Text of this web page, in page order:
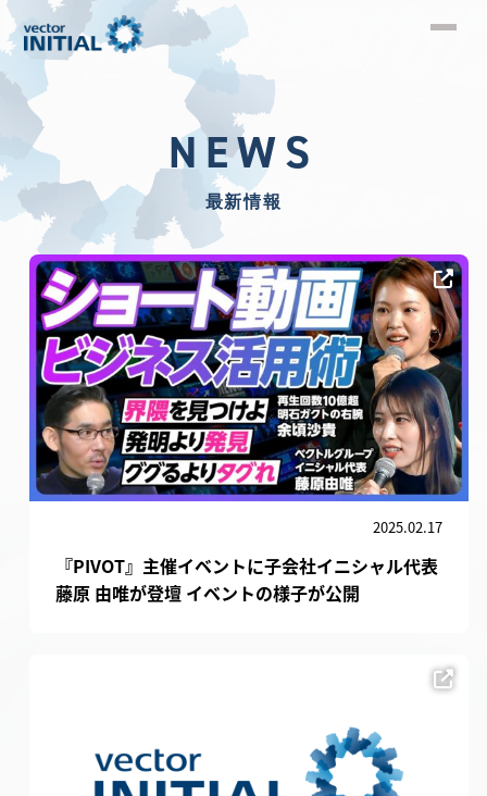
NEWS
最新情報
2025.02.17
『PIVOT』主催イベントに子会社イニシャル代表
藤原 由唯が登壇 イベントの様子が公開